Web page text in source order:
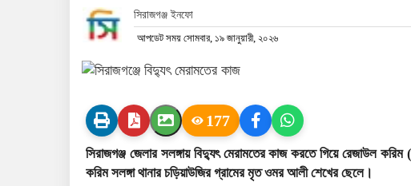
সিরাজগঞ্জ ইনফো
আপডেট সময় সোমবার, ১৯ জানুয়ারী, ২০২৬
177
সিরাজগঞ্জ জেলার সলঙ্গায় বিদ্যুৎ মেরামতের কাজ করতে গিয়ে রেজাউল
করিম সলঙ্গা থানার চড়িয়াউজির গ্রামের মৃত ওমর আলী শেখের ছেলে।